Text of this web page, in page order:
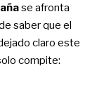
se afronta
saber que el
claro este
compite: